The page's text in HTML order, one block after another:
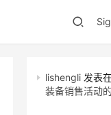
lishengli 发表
装备销售活动